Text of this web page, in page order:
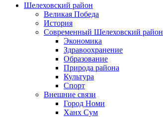
Шелеховский район
Великая Победа
История
Современный Шелеховский район
Экономика
Здравоохранение
Образование
Природа района
Культура
Спорт
Внешние связи
Город Номи
Ханх Сум